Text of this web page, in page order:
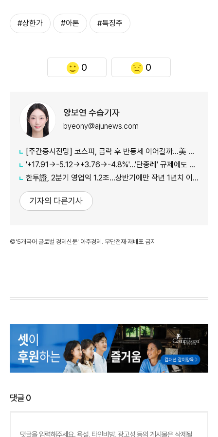
#상한가 #아톤 #특징주
0 0
양보연 수습기자
byeony@ajunews.com
[주간증시전망] 코스피, 급락 후 반등세 이어갈까…美 CPI·외국인 수급 '촉각'
'+17.91→-5.12→+3.76→-4.8%'…'단종레' 규제에도 여전히 롤러코스터 타는 코스피
한투證, 2분기 영업익 1.2조…상반기에만 작년 1년치 이익만큼 벌었다
기자의 다른기사
©'5개국어 글로벌 경제신문' 아주경제. 무단전재·재배포 금지
댓글0